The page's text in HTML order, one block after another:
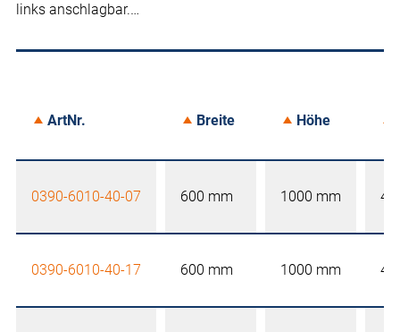
links anschlagbar.…
ArtNr. Breite Höhe
0390-6010-40-07 600 mm 1000 mm
0390-6010-40-17 600 mm 1000 mm